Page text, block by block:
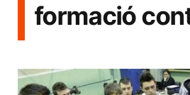
formació